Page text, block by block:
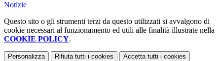
Notizie
Questo sito o gli strumenti terzi da questo utilizzati si avvalgono di
cookie necessari al funzionamento ed utili alle finalità illustrate nella
COOKIE POLICY.
Personalizza Rifiuta tutti i cookies Accetta tutti i cookies